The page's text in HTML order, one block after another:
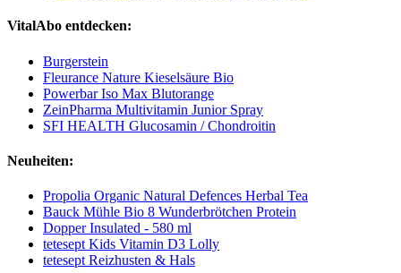
VitalAbo entdecken:
Burgerstein
Fleurance Nature Kieselsäure Bio
Powerbar Iso Max Blutorange
ZeinPharma Multivitamin Junior Spray
SFI HEALTH Glucosamin / Chondroitin
Neuheiten:
Propolia Organic Natural Defences Herbal Tea
Bauck Mühle Bio 8 Wunderbrötchen Protein
Dopper Insulated - 580 ml
tetesept Kids Vitamin D3 Lolly
tetesept Reizhusten & Hals